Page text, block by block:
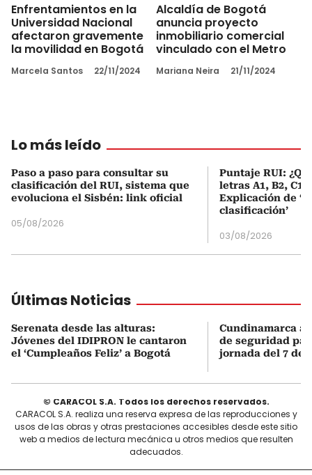
Enfrentamientos en la
Universidad Nacional
afectaron gravemente
la movilidad en Bogotá
Marcela Santos 22/11/2024
Alcaldía de Bogotá
anuncia proyecto
inmobiliario comercial
vinculado con el Metro
Mariana Neira 21/11/2024
Lo más leído
Paso a paso para consultar su
clasificación del RUI, sistema que
evoluciona el Sisbén: link oficial
05/08/2026
Puntaje RUI:
letras A1, B2, C1
Explicación de
clasificación’
03/08/2026
Últimas Noticias
Serenata desde las alturas:
Jóvenes del IDIPRON le cantaron
el ‘Cumpleaños Feliz’ a Bogotá
Cundinamarca
de seguridad
jornada del 7 de
© CARACOL S.A. Todos los derechos reservados.
CARACOL S.A. realiza una reserva expresa de las reproducciones y
usos de las obras y otras prestaciones accesibles desde este sitio
web a medios de lectura mecánica u otros medios que resulten
adecuados.